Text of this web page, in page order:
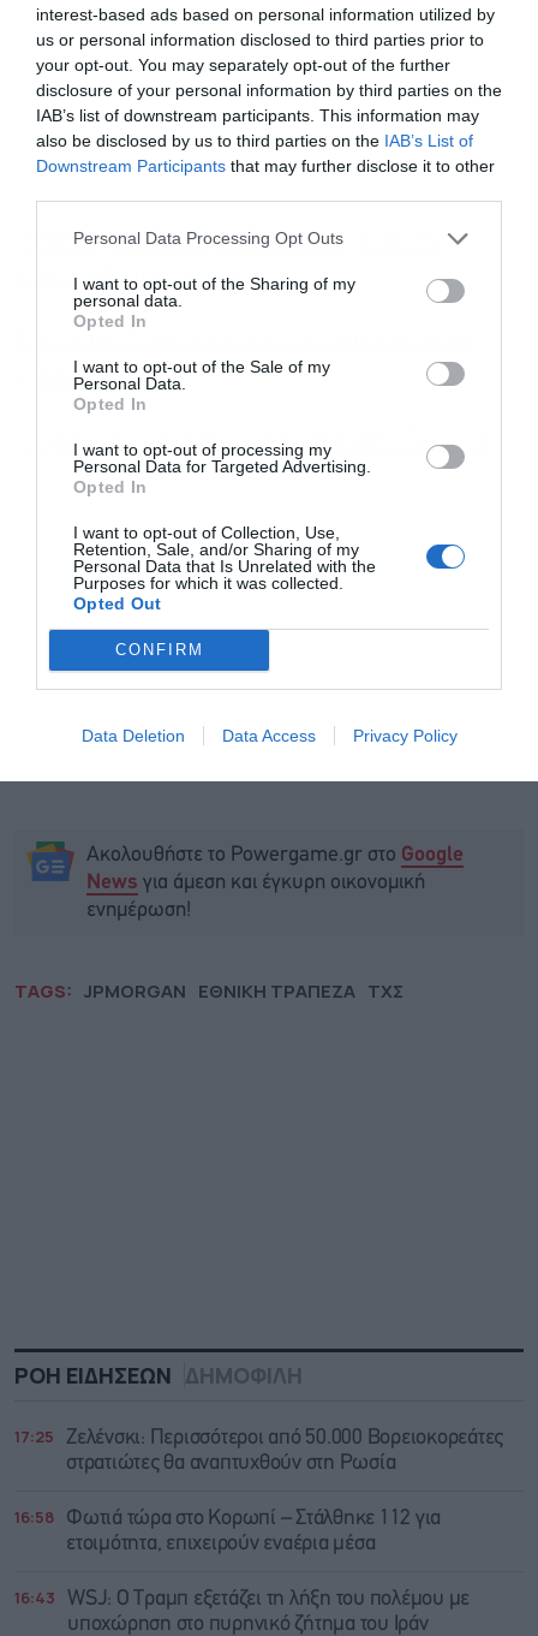
interest-based ads based on personal information utilized by
us or personal information disclosed to third parties prior to
your opt-out. You may separately opt-out of the further
disclosure of your personal information by third parties on the
IAB’s list of downstream participants. This information may
also be disclosed by us to third parties on the IAB’s List of
Downstream Participants that may further disclose it to other
Personal Data Processing Opt Outs
I want to opt-out of the Sharing of my
personal data.
Opted In
I want to opt-out of the Sale of my
Personal Data.
Opted In
I want to opt-out of processing my
Personal Data for Targeted Advertising.
Opted In
I want to opt-out of Collection, Use,
Retention, Sale, and/or Sharing of my
Personal Data that Is Unrelated with the
Purposes for which it was collected.
Opted Out
CONFIRM
Data Deletion Data Access Privacy Policy
Διαβατήρια: Στο 1 τρισ. το κόστος από την
κατάργηση της Σένγκεν
φτάσει
Η πράσινη επέλαση της Masdar στην Ευρώπη
Ακολουθήστε το Powergame.gr στο Google
News για άμεση και έγκυρη οικονομική
ενημέρωση!
TAGS: JPMORGAN ΕΘΝΙΚΗ ΤΡΑΠΕΖΑ ΤΧΣ
ΡΟΗ ΕΙΔΗΣΕΩΝ ΔΗΜΟΦΙΛΗ
17:25
Ζελένσκι: Περισσότεροι από 50.000 Βορειοκορεάτες
στρατιώτες θα αναπτυχθούν στη Ρωσία
16:58
Φωτιά τώρα στο Κορωπί – Στάλθηκε 112 για
ετοιμότητα, επιχειρούν εναέρια μέσα
16:43
WSJ: Ο Τραμπ εξετάζει τη λήξη του πολέμου με
υποχώρηση στο πυρηνικό ζήτημα του Ιράν
Εγγραφή στο
και την πολιτική απορρήτου